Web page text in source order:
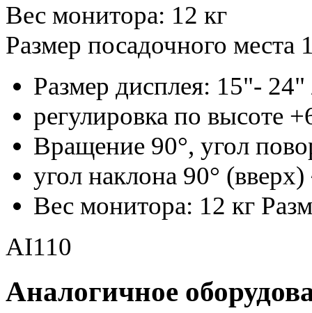
Вес монитора: 12 кг
Размер посадочного места
Размер дисплея: 15"-
регулировка по высоте
Вращение 90°, угол
угол наклона 90°
Вес монитора: 12 кг
AI110
Аналогичное